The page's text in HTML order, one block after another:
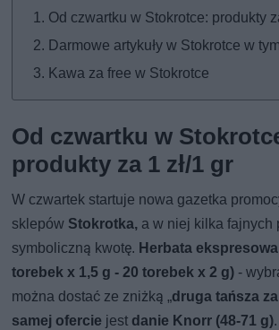
Od czwartku w Stokrotce: produkty
Darmowe artykuły w Stokrotce w
Kawa za free w Stokrotce
Od czwartku w
produkty za 1 zł/1 gr
W czwartek startuje nowa gazetka
sklepów Stokrotka, a w niej kilka fajnych
symboliczną kwotę. Herbata
torebek x 1,5 g - 20 torebek x 2 g) -
można dostać ze zniżką „druga tańsza za
samej ofercie jest danie Knorr (48-71 g)